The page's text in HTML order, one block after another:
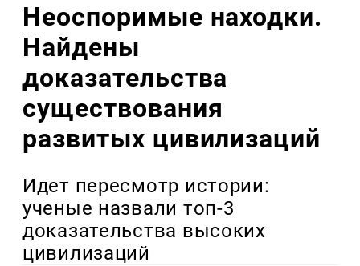
Неоспоримые находки.
Найдены
доказательства
существования
развитых цивилизаций
Идет пересмотр истории:
ученые назвали топ-3
доказательства высоких
цивилизаций